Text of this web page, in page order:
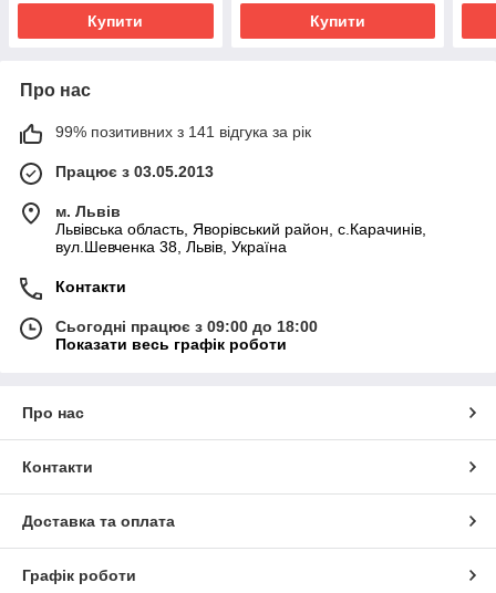
Купити Купити
Про нас
99% позитивних з 141 відгука за рік
Працює з 03.05.2013
м. Львів
Львівська область, Яворівський район, с.Карачинів,
вул.Шевченка 38, Львів, Україна
Контакти
Сьогодні працює з 09:00 до 18:00
Показати весь графік роботи
Про нас
Контакти
Доставка та оплата
Графік роботи